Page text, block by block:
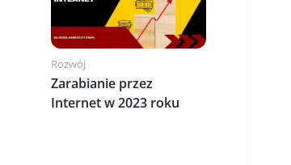
Rozwój
Zarabianie przez
Internet w 2023 roku